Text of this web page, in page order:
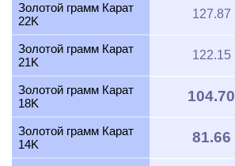
Золотой грамм Карат
22K
127.87
Золотой грамм Карат
21K
122.15
Золотой грамм Карат
18K
104.70
Золотой грамм Карат
14K
81.66